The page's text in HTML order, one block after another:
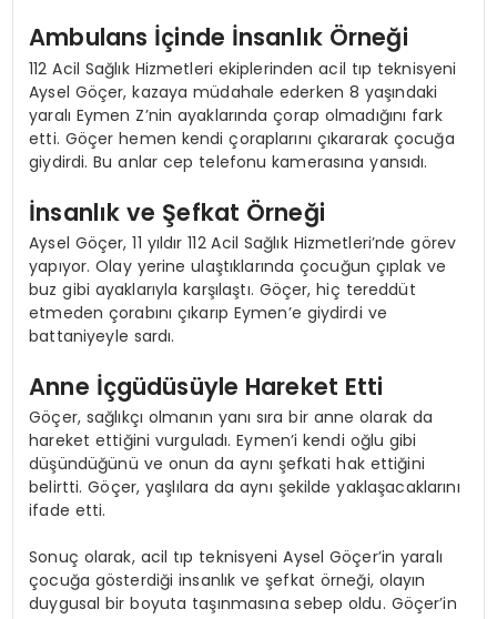
Ambulans İçinde İnsanlık Örneği
112 Acil Sağlık Hizmetleri ekiplerinden acil tıp teknisyeni
Aysel Göçer, kazaya müdahale ederken 8 yaşındaki
yaralı Eymen Z’nin ayaklarında çorap olmadığını fark
etti. Göçer hemen kendi çoraplarını çıkararak çocuğa
giydirdi. Bu anlar cep telefonu kamerasına yansıdı.
İnsanlık ve Şefkat Örneği
Aysel Göçer, 11 yıldır 112 Acil Sağlık Hizmetleri’nde görev
yapıyor. Olay yerine ulaştıklarında çocuğun çıplak ve
buz gibi ayaklarıyla karşılaştı. Göçer, hiç tereddüt
etmeden çorabını çıkarıp Eymen’e giydirdi ve
battaniyeyle sardı.
Anne İçgüdüsüyle Hareket Etti
Göçer, sağlıkçı olmanın yanı sıra bir anne olarak da
hareket ettiğini vurguladı. Eymen’i kendi oğlu gibi
düşündüğünü ve onun da aynı şefkati hak ettiğini
belirtti. Göçer, yaşlılara da aynı şekilde yaklaşacaklarını
ifade etti.
Sonuç olarak, acil tıp teknisyeni Aysel Göçer’in yaralı
çocuğa gösterdiği insanlık ve şefkat örneği, olayın
duygusal bir boyuta taşınmasına sebep oldu. Göçer’in